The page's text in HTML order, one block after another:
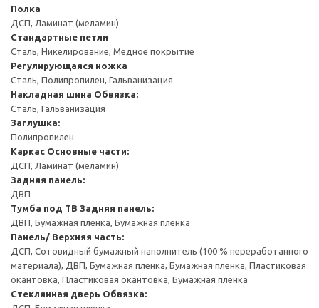
Полка
ДСП, Ламинат (меламин)
Стандартные петли
Сталь, Никелирование, Медное покрытие
Регулирующаяся ножка
Сталь, Полипропилен, Гальванизация
Накладная шина Обвязка:
Сталь, Гальванизация
Заглушка:
Полипропилен
Каркас Основные части:
ДСП, Ламинат (меламин)
Задняя панель:
ДВП
Тумба под ТВ Задняя панель:
ДВП, Бумажная пленка, Бумажная пленка
Панель/ Верхняя часть:
ДСП, Сотовидный бумажный наполнитель (100 % переработанного
материала), ДВП, Бумажная пленка, Бумажная пленка, Пластиковая
окантовка, Пластиковая окантовка, Бумажная пленка
Стеклянная дверь Обвязка: